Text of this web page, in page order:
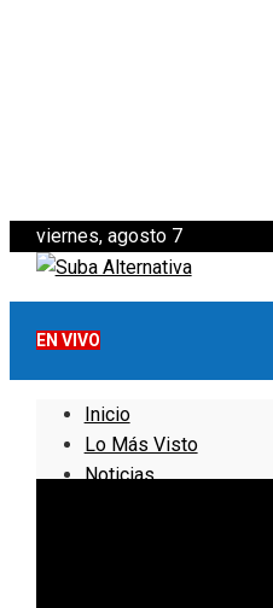
viernes, agosto 7
EN VIVO
Inicio
Lo Más Visto
Noticias